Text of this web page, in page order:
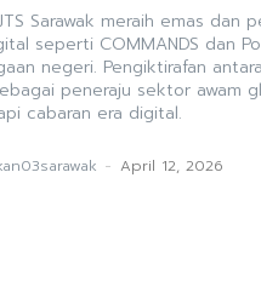
Sarawak meraih emas dan
seperti COMMANDS dan
negeri. Pengiktirafan
peneraju sektor awam
cabaran era digital.
- April 12, 2026